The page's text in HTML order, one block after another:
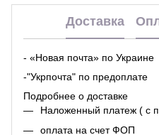
Доставка
- «Новая почта» по Украине
-"Укрпочта" по предоплате
Подробнее о доставке
Наложенный платеж ( с
оплата на счет ФОП